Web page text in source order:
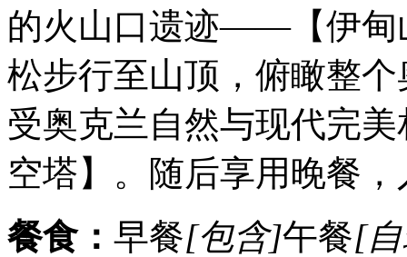
的火山口遗迹——【伊甸
松步行至山顶，俯瞰整
受奥克兰自然与现代完
空塔】。随后享用晚餐
餐食： 早餐[包含]午餐[